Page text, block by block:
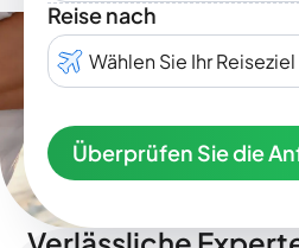
Reise nach
Wählen Sie Ihr Reiseziel
Überprüfen Sie die